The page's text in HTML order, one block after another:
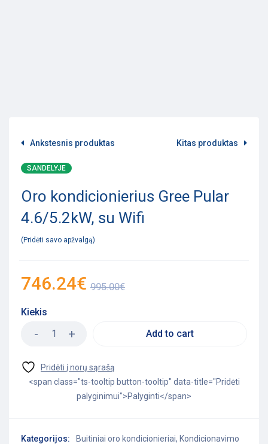
Ankstesnis produktas Kitas produktas
SANDELYJE
Oro kondicionierius Gree Pular
4.6/5.2kW, su Wifi
Pridėti savo apžvalgą
995.00€
746.24€
Kiekis
Add to cart
<span class="ts-tooltip button-tooltip" data-title="Pridėti
palyginimui">Palyginti</span>
Kategorijos: Buitiniai oro kondicionieriai, Kondicionavimo